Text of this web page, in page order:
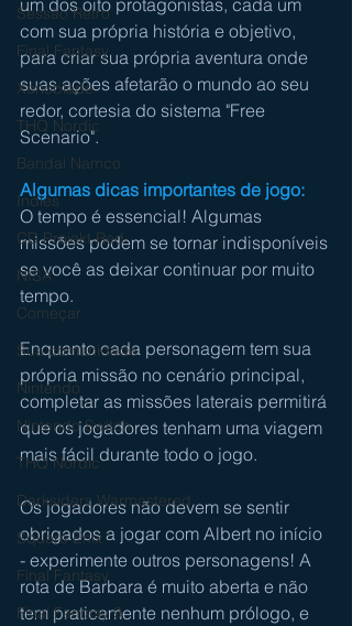
Sessão Retro
Final Fantasy
Xenoblade
THQ Nordic
Bandai Namco
Indies
CD Projekt Red
NISA
Começar
Sua comunidade
Nintendo
Nintendo Switch
THQ Nordic
Darksiders Warmastered
Square Enix
Final Fantasy
Final Fantasy 9
com sua própria história e objetivo,
para criar sua própria aventura onde
suas ações afetarão o mundo ao seu
redor, cortesia do sistema "Free
Scenario".
Algumas dicas importantes de jogo:
O tempo é essencial! Algumas
missões podem se tornar indisponíveis
se você as deixar continuar por muito
tempo.
Enquanto cada personagem tem sua
própria missão no cenário principal,
completar as missões laterais permitirá
que os jogadores tenham uma viagem
mais fácil durante todo o jogo.
Os jogadores não devem se sentir
obrigados a jogar com Albert no início
- experimente outros personagens! A
rota de Barbara é muito aberta e não
tem praticamente nenhum prólogo, e